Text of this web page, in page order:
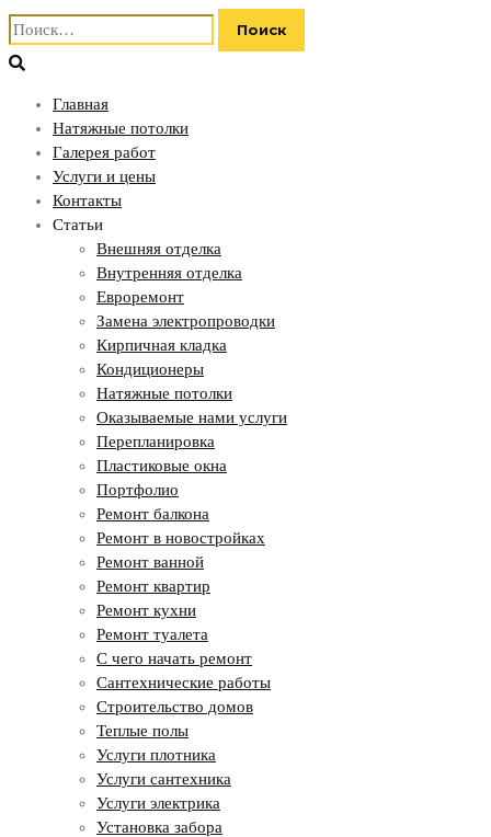
Найти:
Главная
Натяжные потолки
Галерея работ
Услуги и цены
Контакты
Статьи
Внешняя отделка
Внутренняя отделка
Евроремонт
Замена электропроводки
Кирпичная кладка
Кондиционеры
Натяжные потолки
Оказываемые нами услуги
Перепланировка
Пластиковые окна
Портфолио
Ремонт балкона
Ремонт в новостройках
Ремонт ванной
Ремонт квартир
Ремонт кухни
Ремонт туалета
С чего начать ремонт
Сантехнические работы
Строительство домов
Теплые полы
Услуги плотника
Услуги сантехника
Услуги электрика
Установка забора